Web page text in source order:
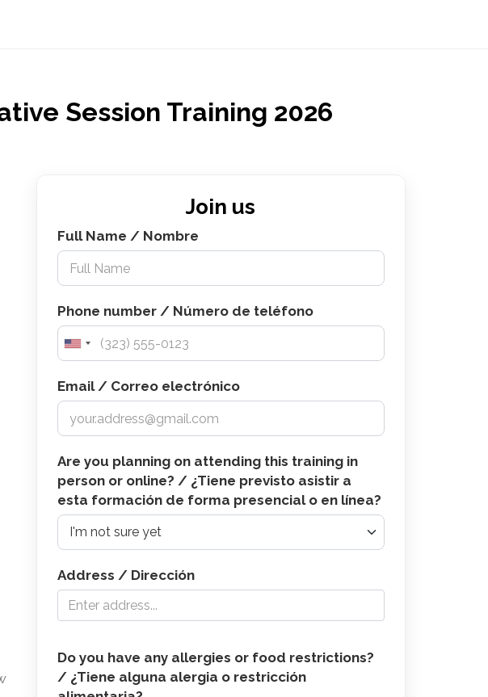
Session Training 2026
Join us
Full Name / Nombre
Phone number / Número de teléfono
Email / Correo electrónico
Are you planning on attending this training in
person or online? / ¿Tiene previsto asistir a
esta formación de forma presencial o en línea?
Address / Dirección
Do
you
Do you have any allergies or food restrictions?
/ ¿Tiene alguna alergia o restricción